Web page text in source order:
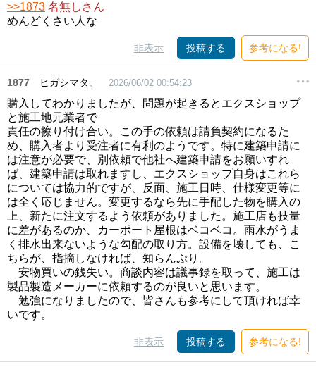
>>1873 名無しさん
めんどくさい人な
非表示 投稿する 参考になる!
1877 ヒガシマタ。 2026/06/02 00:54:23
購入してわかりましたが、問題が起きるとエクスショップ
と施工地元業者で
責任の擦り付け合い。この手の依頼は請負契約になるた
め、購入者より受注者に有利のようです。特に建築申請に
は注意が必要で、別依頼で他社へ建築申請をお願いすれ
ば、建築申請は取れますし、エクスショップ自身はこれら
については協力的ですが、反面、施工日時、仕様変更等に
は全く応じません。変更するなら先に手配した物を購入の
上、新たに注文するよう依頼がありました。施工店も技量
に差があるのか、カーポート屋根はベコベコ。雨水がうま
く排水出来ないような勾配の取り方。設備を壊しても、こ
ちらが、指摘しなければ、知らんぷり。
安物買いの銭失い。商談内容は議事録を取って、施工は
製品製造メーカーに依頼するのが良いと思います。
勉強になりましたので、皆さんも参考にして頂ければ幸
いです。
非表示 投稿する 参考になる!